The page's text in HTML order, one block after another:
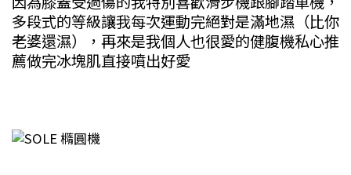
多段式的等級讓我每次運動完絕對是滿地濕（比你
老婆還濕），再來是我個人也很愛的健腹機私心推
薦做完冰塊肌直接噴出好愛